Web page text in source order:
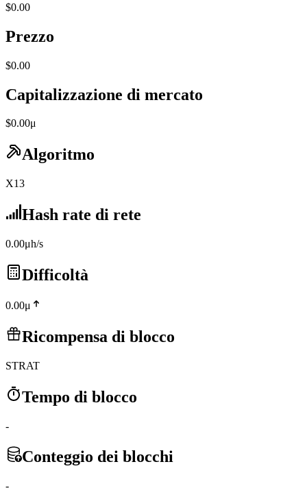
$0.00
Prezzo
$0.00
Capitalizzazione di mercato
$0.00μ
Algoritmo
X13
Hash rate di rete
0.00μh/s
Difficoltà
0.00μ
Ricompensa di blocco
STRAT
Tempo di blocco
-
Conteggio dei blocchi
-